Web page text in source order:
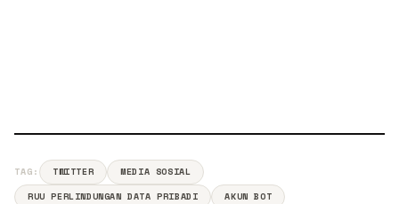
TAG: TWITTER
MEDIA SOSIAL
RUU PERLINDUNGAN DATA PRIBADI
AKUN BOT